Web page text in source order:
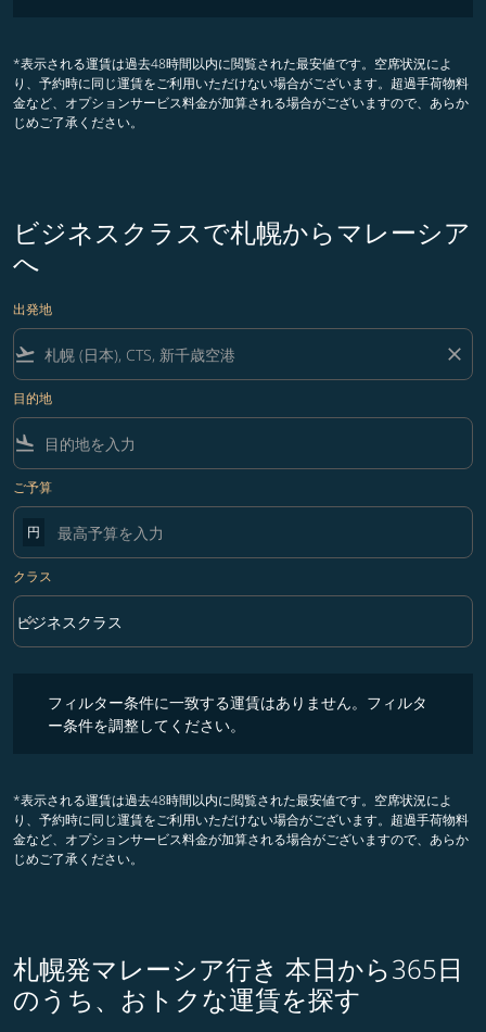
*表示される運賃は過去48時間以内に閲覧された最安値です。空席状況によ
り、予約時に同じ運賃をご利用いただけない場合がございます。超過手荷物料
金など、オプションサービス料金が加算される場合がございますので、あらか
じめご了承ください。
ビジネスクラスで札幌からマレーシア
へ
出発地
flight_takeoff close
目的地
flight_land
ご予算
円
クラス
クラス option ビジネスクラス Selected
ビジネスクラス
keyboard_arrow_down
フィルター条件に一致する運賃はありません。フィルタ
ー条件を調整してください。
*表示される運賃は過去48時間以内に閲覧された最安値です。空席状況によ
り、予約時に同じ運賃をご利用いただけない場合がございます。超過手荷物料
金など、オプションサービス料金が加算される場合がございますので、あらか
じめご了承ください。
札幌発マレーシア行き 本日から365日
のうち、おトクな運賃を探す